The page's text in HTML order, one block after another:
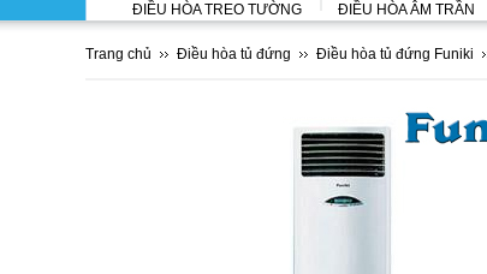
ĐIỀU HÒA TREO TƯỜNG ĐIỀU HÒA ÂM TRẦN
Trang chủ Điều hòa tủ đứng Điều hòa tủ đứng Funiki